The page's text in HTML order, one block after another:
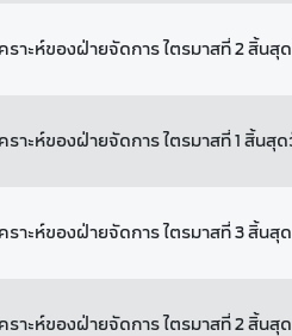
ราะห์ของฝ่ายจัดการ ไตรมาสที่ 2 สิ้นสุ
ราะห์ของฝ่ายจัดการ ไตรมาสที่ 1 สิ้นสุ
ราะห์ของฝ่ายจัดการ ไตรมาสที่ 3 สิ้นสุ
ราะห์ของฝ่ายจัดการ ไตรมาสที่ 2 สิ้นสุ